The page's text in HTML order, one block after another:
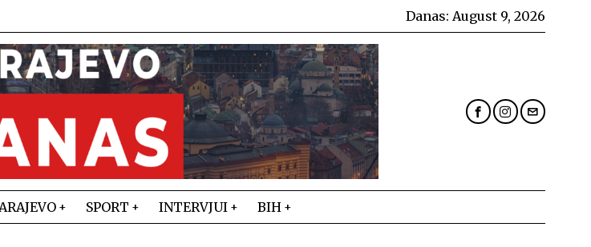
Danas: August 9, 2026
SPORT INTERVJUI BIH